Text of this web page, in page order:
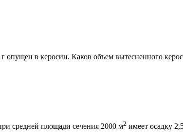
опущен в керосин. Каков объем вытесненного
средней площади сечения 2000 м2 имеет осадку